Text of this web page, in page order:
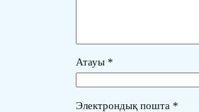
Атауы *
Электрондық пошта *